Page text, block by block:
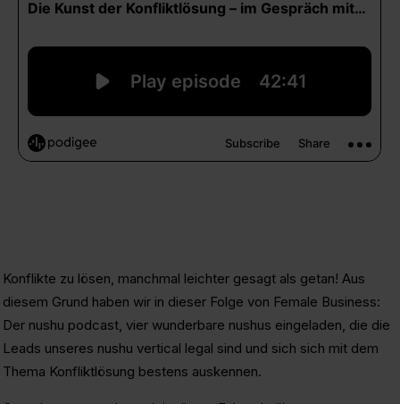
Konflikte zu lösen, manchmal leichter gesagt als getan! Aus
diesem Grund haben wir in dieser Folge von Female Business:
Der nushu podcast, vier wunderbare nushus eingeladen, die die
Leads unseres nushu vertical legal sind und sich sich mit dem
Thema Konfliktlösung bestens auskennen.